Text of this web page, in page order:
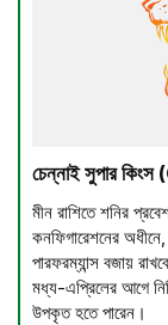
চেন্নাই সুপার
মীন রাশিতে শনির
কনফিগারেশনের অধীনে,
পারফরম্যান্স বজায়
মধ্য-এপ্রিলের আগে
উপকৃত হতে পারেন।